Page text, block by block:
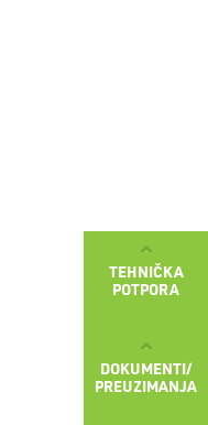
TEHNIČKA
POTPORA
DOKUMENTI/
PREUZIMANJA